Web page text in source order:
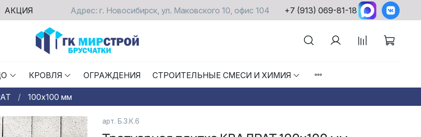
АКЦИЯ Адрес: г. Новосибирск, ул. Маковского 10, офис 104 +7 (913) 069-81-18
КРОВЛЯ ОГРАЖДЕНИЯ СТРОИТЕЛЬНЫЕ СМЕСИ И ХИМИЯ
100х100 мм
арт. Б.3.К.6